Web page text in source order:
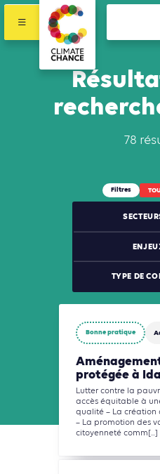
78
Filtres
TYPE DE
Bonne pratique
protégée à
Lutter contre la
accès équitable à
qualité – La création
– La promotion des
citoyenneté comm[...]